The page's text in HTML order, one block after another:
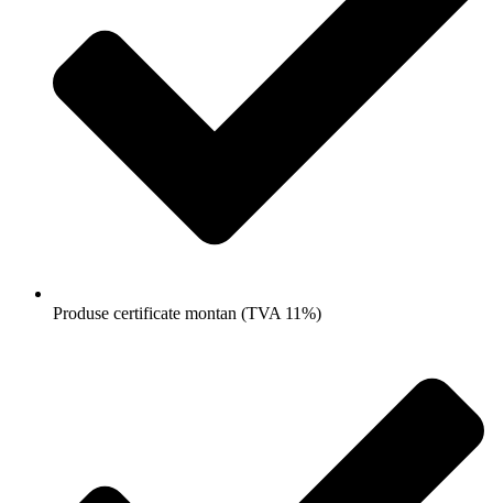
Produse certificate montan (TVA 11%)